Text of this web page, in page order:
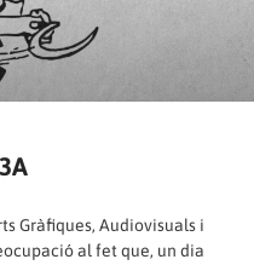
Gràfiques, Audiovisuals i
al fet que, un dia